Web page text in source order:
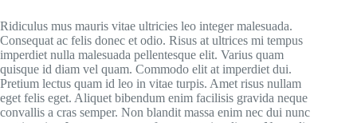
Ridiculus mus mauris vitae ultricies leo integer malesuada.
Consequat ac felis donec et odio. Risus at ultrices mi tempus
imperdiet nulla malesuada pellentesque elit. Varius quam
quisque id diam vel quam. Commodo elit at imperdiet dui.
Pretium lectus quam id leo in vitae turpis. Amet risus nullam
eget felis eget. Aliquet bibendum enim facilisis gravida neque
convallis a cras semper. Non blandit massa enim nec dui nunc